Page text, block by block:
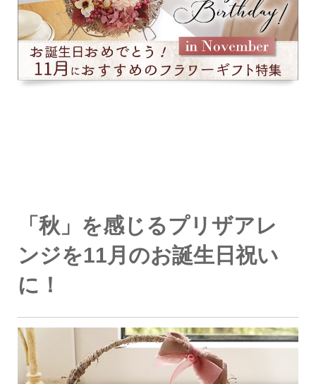
「秋」を感じるプリザアレ
ンジを11月のお誕生日祝い
に！